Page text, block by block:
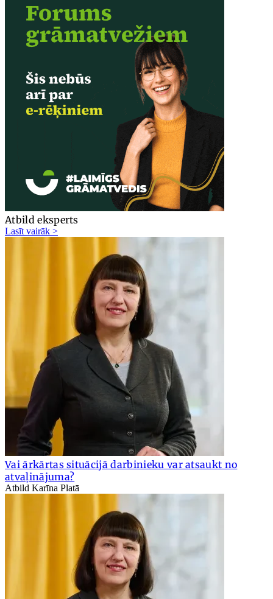
Atbild eksperts
Lasīt vairāk >
Vai ārkārtas situācijā darbinieku var atsaukt no
atvaļinājuma?
Atbild Karīna Platā